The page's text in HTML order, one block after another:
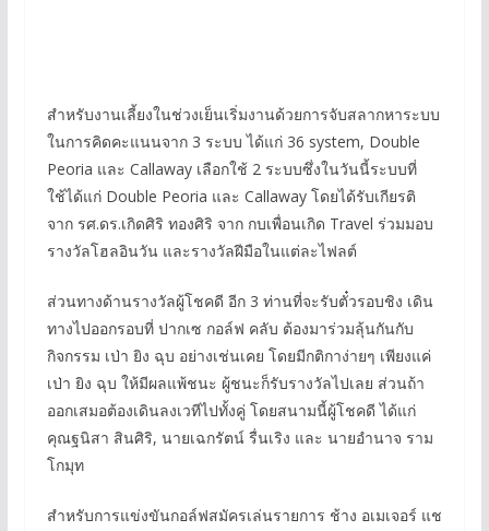
สำหรับงานเลี้ยงในช่วงเย็นเริ่มงานด้วยการจับสลากหาระบบ
ในการคิดคะแนนจาก 3 ระบบ ได้แก่ 36 system, Double
Peoria และ Callaway เลือกใช้ 2 ระบบซึ่งในวันนี้ระบบที่
ใช้ได้แก่ Double Peoria และ Callaway โดยได้รับเกียรติ
จาก รศ.ดร.เกิดศิริ ทองศิริ จาก กบเพื่อนเกิด Travel ร่วมมอบ
รางวัลโฮลอินวัน และรางวัลฝีมือในแต่ละไฟลต์
ส่วนทางด้านรางวัลผู้โชคดี อีก 3 ท่านที่จะรับตั๋วรอบชิง เดิน
ทางไปออกรอบที่ ปากเซ กอล์ฟ คลับ ต้องมาร่วมลุ้นกันกับ
กิจกรรม เป่า ยิง ฉุบ อย่างเช่นเคย โดยมีกติกาง่ายๆ เพียงแค่
เป่า ยิง ฉุบ ให้มีผลแพ้ชนะ ผู้ชนะก็รับรางวัลไปเลย ส่วนถ้า
ออกเสมอต้องเดินลงเวทีไปทั้งคู่ โดยสนามนี้ผู้โชคดี ได้แก่
คุณฐนิสา สินศิริ, นายเฉกรัตน์ รื่นเริง และ นายอำนาจ ราม
โกมุท
สำหรับการแข่งขันกอล์ฟสมัครเล่นรายการ ช้าง อเมเจอร์ แช